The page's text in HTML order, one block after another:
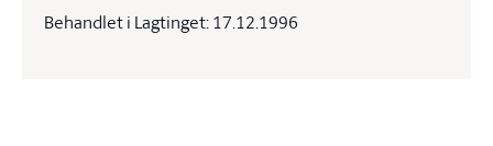
Behandlet i Lagtinget: 17.12.1996